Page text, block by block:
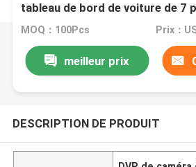
tableau de bord de voiture de 7
l'écran tactile en verre capacitif
MOQ：100Pcs Prix：
meilleur prix
DESCRIPTION DE PRODUIT